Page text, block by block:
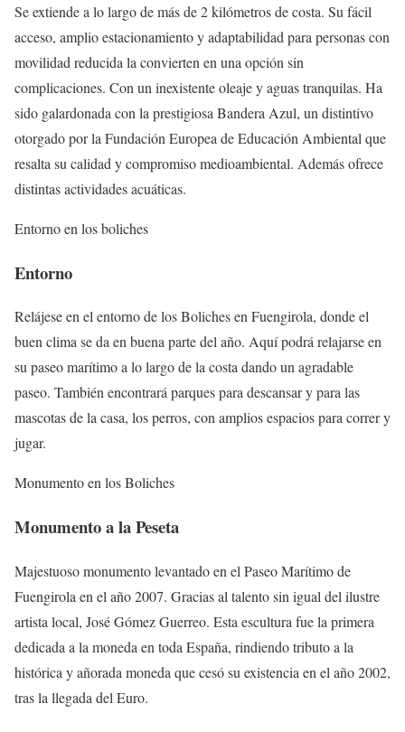
Se extiende a lo largo de más de 2 kilómetros de costa. Su fácil
acceso, amplio estacionamiento y adaptabilidad para personas con
movilidad reducida la convierten en una opción sin
complicaciones. Con un inexistente oleaje y aguas tranquilas. Ha
sido galardonada con la prestigiosa Bandera Azul, un distintivo
otorgado por la Fundación Europea de Educación Ambiental que
resalta su calidad y compromiso medioambiental. Además ofrece
distintas actividades acuáticas.
Entorno en los boliches
Entorno
Relájese en el entorno de los Boliches en Fuengirola, donde el
buen clima se da en buena parte del año. Aquí podrá relajarse en
su paseo marítimo a lo largo de la costa dando un agradable
paseo. También encontrará parques para descansar y para las
mascotas de la casa, los perros, con amplios espacios para correr y
jugar.
Monumento en los Boliches
Monumento a la Peseta
Majestuoso monumento levantado en el Paseo Marítimo de
Fuengirola en el año 2007. Gracias al talento sin igual del ilustre
artista local, José Gómez Guerreo. Esta escultura fue la primera
dedicada a la moneda en toda España, rindiendo tributo a la
histórica y añorada moneda que cesó su existencia en el año 2002,
tras la llegada del Euro.